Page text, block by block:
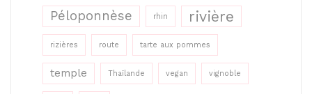
Péloponnèse rhin rivière
rizières route tarte aux pommes
temple Thaïlande vegan vignoble